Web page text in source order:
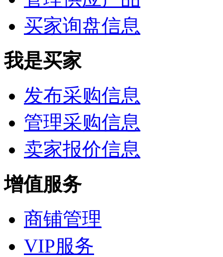
买家询盘信息
我是买家
发布采购信息
管理采购信息
卖家报价信息
增值服务
商铺管理
VIP服务